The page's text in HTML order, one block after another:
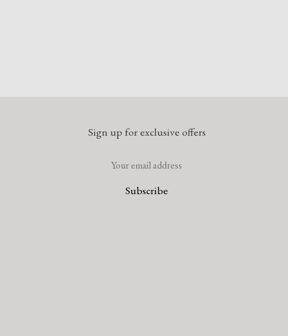
Sign up for exclusive offers